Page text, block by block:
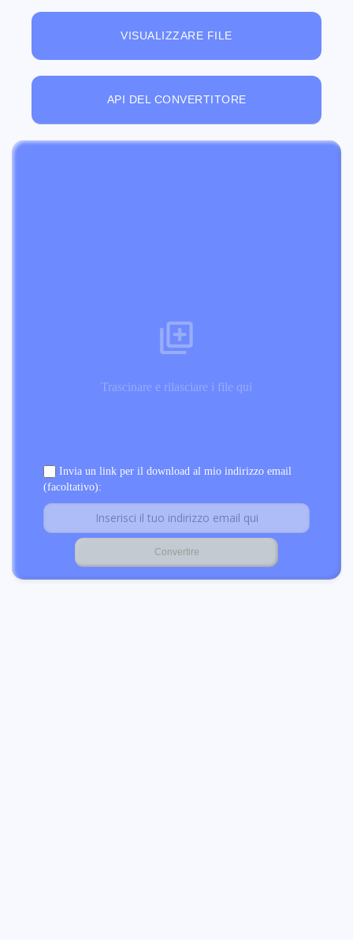
VISUALIZZARE FILE
API DEL CONVERTITORE
Trascinare e rilasciare i file qui
Invia un link per il download al mio indirizzo email
(facoltativo):